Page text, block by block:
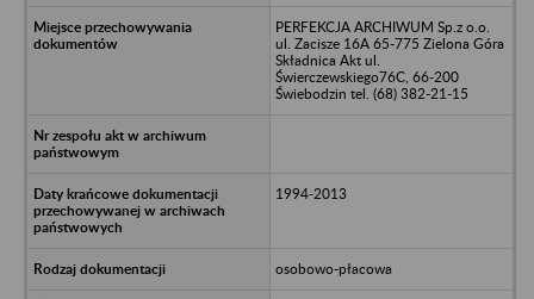
PERFEKCJA ARCHIWUM Sp.z o.o.
ul. Zacisze 16A 65-775 Zielona Góra
Składnica Akt ul.
Świerczewskiego76C, 66-200
Świebodzin tel. (68) 382-21-15
1994-2013
osobowo-płacowa